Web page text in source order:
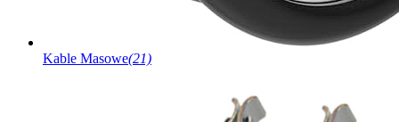
Kable Masowe(21)